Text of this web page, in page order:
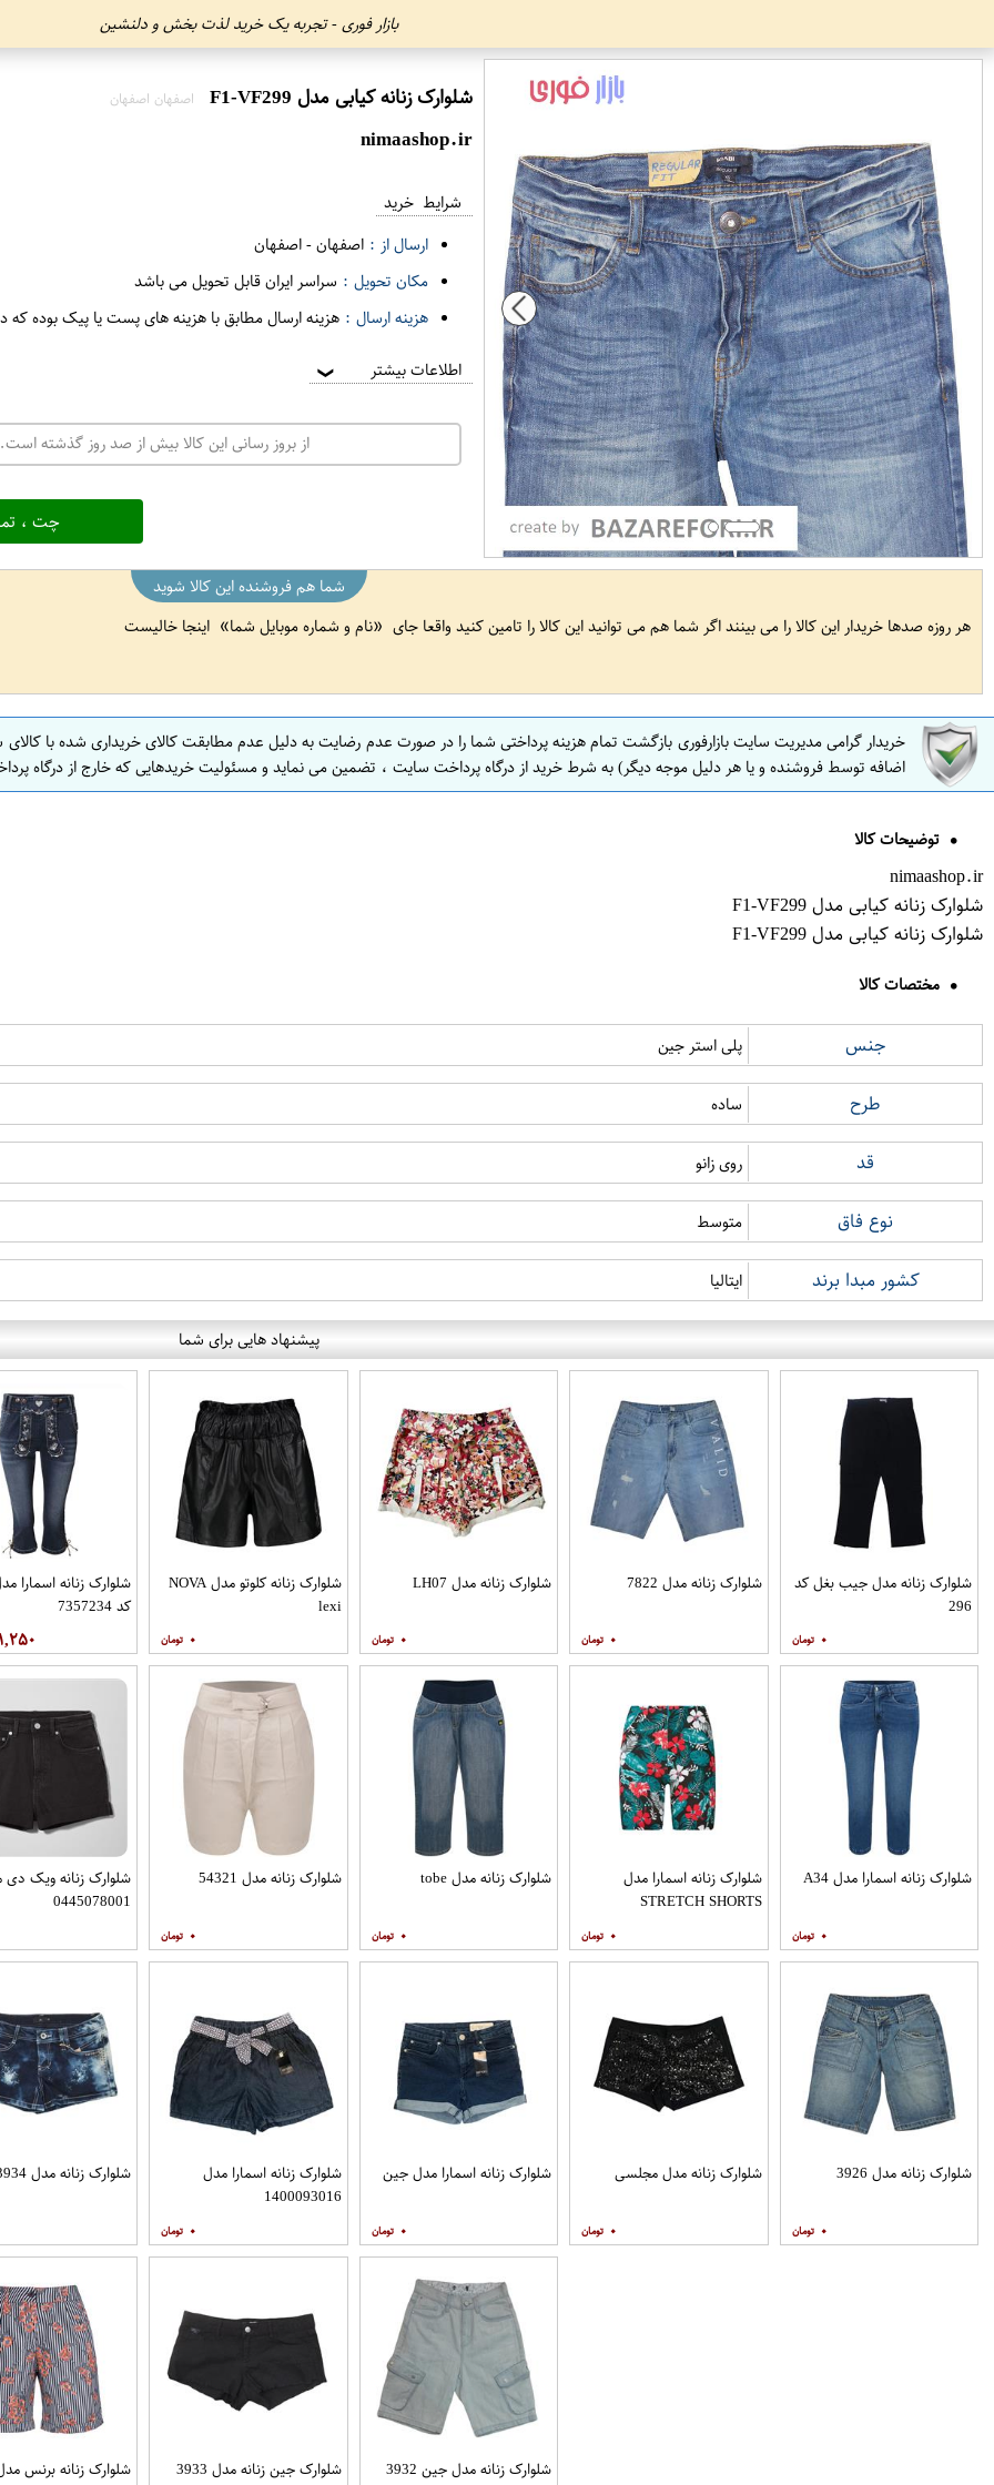
بازار فوری - تجربه یک خرید لذت بخش و دلنشین
شلوارک زنانه کیابی مدل F1-VF299 اصفهان اصفهان
nimaashop.ir
شرایط خرید
ارسال از : اصفهان-اصفهان
مکان تحویل : سراسر ایران قابل تحویل می باشد
هزینه ارسال : هزینه ارسال مطابق با هزینه های پست یا پیک بوده
اطلاعات بیشتر ❯
از بروز رسانی این کالا بیش از صد روز گذشته
چت ،
شما هم فروشنده این کالا شوید
هر روزه صدها خریدار این کالا را می بینند اگر شما هم می توانید این کالا را تامین کنید واقعا جای
نام و شماره موبایل شما اینجا خالیست
خریدار گرامی مدیریت سایت بازارفوری بازگشت تمام هزینه پرداختی شما را در صورت عدم رضایت به دلیل عدم مطابقت کالای خریداری شده با
اضافه توسط فروشنده و یا هر دلیل موجه دیگر) به شرط خرید از درگاه پرداخت سایت ، تضمین می نماید و مسئولیت خریدهایی که خارج از درگاه
توضیحات کالا
nimaashop.ir
شلوارک زنانه کیابی مدل F1-VF299
شلوارک زنانه کیابی مدل F1-VF299
مختصات کالا
جنس پلی استر جین
طرح ساده
قد روی زانو
نوع فاق متوسط
کشور مبدا برند ایتالیا
پیشنهاد هایی برای شما
شلوارک زنانه مدل جیب بغل کد
296
۰
شلوارک زنانه مدل 7822
۰
شلوارک زنانه مدل LH07
۰
شلوارک زنانه کلوتو مدل NOVA
lexi
۰
شلوارک زنانه اسمارا
کد 7357234
شلوارک زنانه اسمارا مدل A34
۰
شلوارک زنانه اسمارا مدل
STRETCH SHORTS
۰
شلوارک زنانه مدل tobe
۰
شلوارک زنانه مدل 54321
۰
شلوارک زنانه ویک
0445078001
شلوارک زنانه مدل 3926
۰
شلوارک زنانه مدل مجلسی
۰
شلوارک زنانه اسمارا مدل جین
۰
شلوارک زنانه اسمارا مدل
1400093016
۰
شلوارک زنانه مدل 3934
شلوارک زنانه مدل جین 3932 شلوارک جین زنانه مدل 3933
شلوارک زنانه برنس